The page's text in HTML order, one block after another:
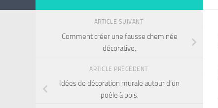
ARTICLE SUIVANT
Comment créer une fausse cheminée
décorative.
ARTICLE PRÉCÉDENT
Idées de décoration murale autour d’un
poêle à bois.